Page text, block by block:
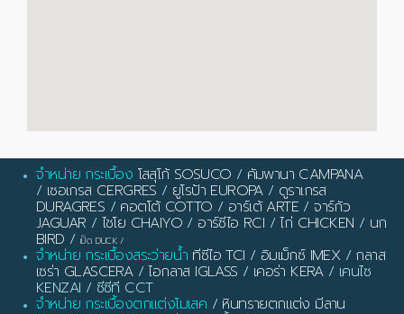
จำหน่าย กระเบื้อง โสสุโก้ SOSUCO / คัมพานา CAMPANA
/ เซอเกรส CERGRES / ยูโรป้า EUROPA/ ดูราเกรส
DURAGRES / คอตโต้ COTTO / อาร์เต้ ARTE /จาร์กัว
JAGUAR / ไชโย CHAIYO / อาร์ซีไอ RCI /ไก่ CHICKEN / นก
BIRD / เป็ด DUCK /
จำหน่าย กระเบื้องสระว่ายน้ำ ทีซีไอ TCI / อิมเม็กซ์ IMEX/ กลาส
เซร่า GLASCERA/ไอกลาส IGLASS / เคอร่า KERA/ เคนไซ
KENZAI / ซีซีที CCT
จำหน่าย กระเบื้องตกแต่งโมเสค / หินทรายตกแต่ง มีลาน